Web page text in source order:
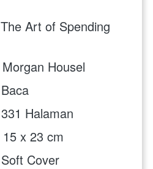
The Art of Spending
Housel
Halaman
x 23 cm
Cover